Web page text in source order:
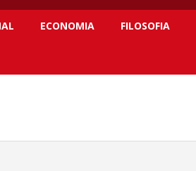
ECONOMIA FILOSOFIA